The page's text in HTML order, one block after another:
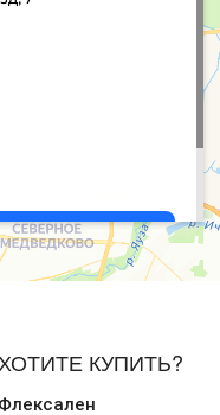
ХОТИТЕ КУПИТЬ?
Флексален